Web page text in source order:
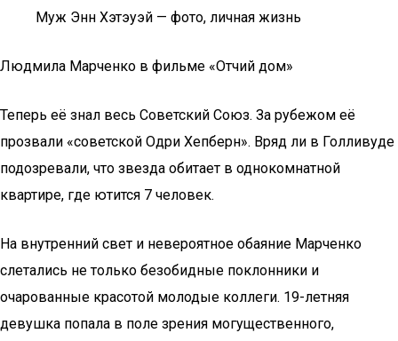
Муж Энн Хэтэуэй — фото, личная жизнь
Людмила Марченко в фильме «Отчий дом»
Теперь её знал весь Советский Союз. За рубежом её
прозвали «советской Одри Хепберн». Вряд ли в Голливуде
подозревали, что звезда обитает в однокомнатной
квартире, где ютится 7 человек.
На внутренний свет и невероятное обаяние Марченко
слетались не только безобидные поклонники и
очарованные красотой молодые коллеги. 19-летняя
девушка попала в поле зрения могущественного,